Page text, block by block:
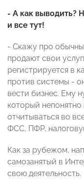
- А как выводить?
и все тут!
- Скажу про
продают свои
регистрируется в
против системы -
вести бизнес. Ему
который непонятно
отчитываться во
ФСС, ПФР,
Как за рубежом,
самозанятый в
свою деятельность.